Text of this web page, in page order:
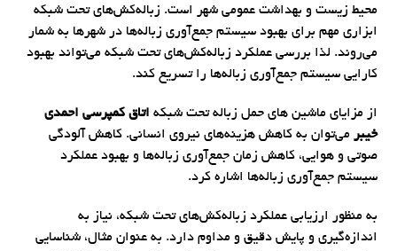
محیط زیست و بهداشت عمومی شهر است. زباله‌کش‌های تحت شبکه
ابزاری مهم برای بهبود سیستم جمع‌آوری زباله‌ها در شهرها به شمار
می‌روند. لذا بررسی عملکرد زباله‌کش‌های تحت شبکه می‌تواند بهبود
کارایی سیستم جمع‌آوری زباله‌ها را تسریع کند.
از مزایای ماشین های حمل زباله تحت شبکه اتاق کمپرسی احمدی
خیبر می‌توان به کاهش هزینه‌های نیروی انسانی. کاهش آلودگی
صوتی و هوایی، کاهش زمان جمع‌آوری زباله‌ها و بهبود عملکرد
سیستم جمع‌آوری زباله‌ها اشاره کرد.
به منظور ارزیابی عملکرد زباله‌کش‌های تحت شبکه، نیاز به
اندازه‌گیری و پایش دقیق و مداوم دارد. به عنوان مثال، شناسایی